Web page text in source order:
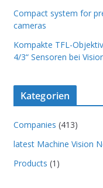
Compact system for
cameras
Kompakte TFL-
4/3“ Sensoren bei
Kategorien
Companies (413)
latest Machine Vision
Products (1)